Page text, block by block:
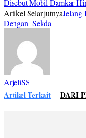
Disebut Mobil Damkar
Artikel SelanjutnyaJelang
Dengan Sekda
ArjeliSS
Artikel Terkait DARI